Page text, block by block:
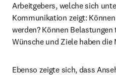
Arbeitgebers, welche sich
Kommunikation zeigt:
werden? Können
Wünsche und Ziele haben die
Ebenso zeigte sich, dass